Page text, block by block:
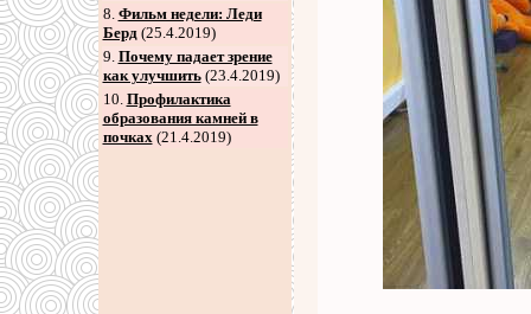
8. Фильм недели: Леди
Берд(25.4.2019)
9. Почему падает зрение
как улучшить(23.4.2019)
10. Профилактика
образования камней в
почках(21.4.2019)